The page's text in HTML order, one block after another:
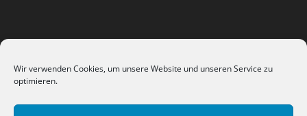
Wir verwenden Cookies, um unsere Website und unseren Service zu
optimieren.
SUCHEN